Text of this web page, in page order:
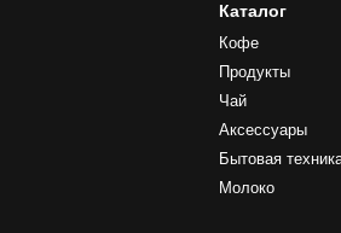
Каталог
Кофе
Продукты
Чай
Аксессуары
Бытовая
Молоко